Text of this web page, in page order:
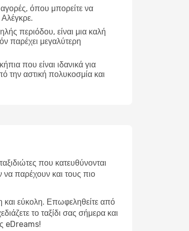
αγορές, όπου μπορείτε να
περιόδου, είναι μια καλή
παρέχει μεγαλύτερη
που είναι ιδανικά για
την αστική πολυκοσμία και
που κατευθύνονται
να παρέχουν και τους πιο
και εύκολη. Επωφεληθείτε από
το ταξίδι σας σήμερα και
eDreams!